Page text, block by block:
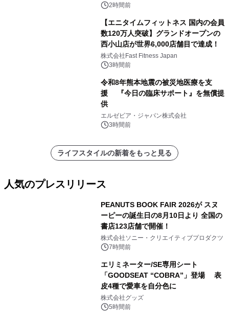
2時間前
【エニタイムフィットネス 国内の会員
数120万人突破】グランドオープンの
西小山店が世界6,000店舗目で達成！
株式会社Fast Fitness Japan
3時間前
令和8年熊本地震の被災地医療を支
援 『今日の臨床サポート』を無償提
供
エルゼビア・ジャパン株式会社
3時間前
ライフスタイルの新着をもっと見る
人気のプレスリリース
PEANUTS BOOK FAIR 2026が スヌ
ーピーの誕生日の8月10日より 全国の
書店123店舗で開催！
株式会社ソニー・クリエイティブプロダクツ
7時間前
エリミネーター/SE専用シート
「GOODSEAT “COBRA”」登場 表
皮4種で愛車を自分色に
株式会社グッズ
5時間前